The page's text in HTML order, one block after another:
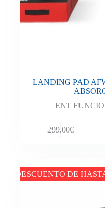
LANDING PAD
ENT
299.00€
DESCUENTO DE